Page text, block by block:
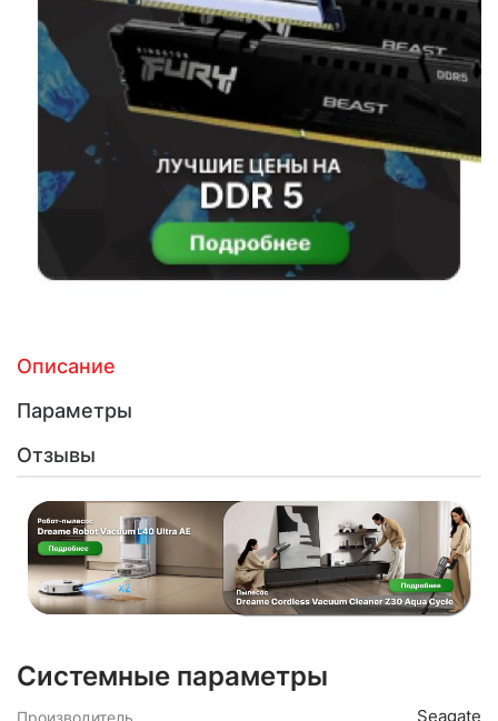
Описание
Параметры
Отзывы
Системные параметры
Производитель Seagate